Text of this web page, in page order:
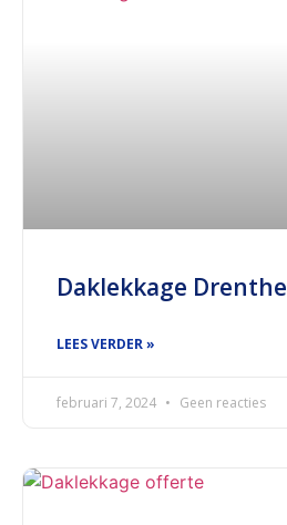
Daklekkage Drenthe
LEES VERDER »
februari 7, 2024 Geen reacties